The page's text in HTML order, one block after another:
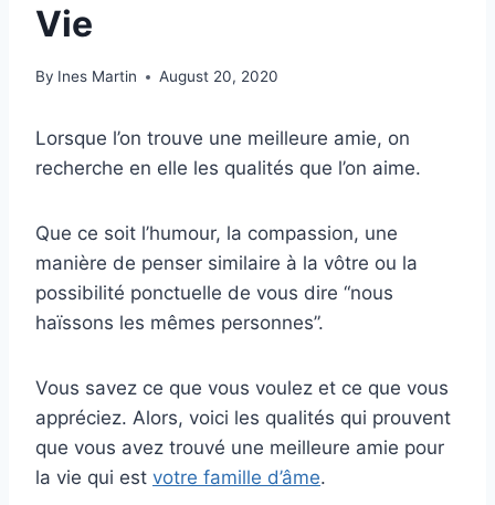
Vie
By Ines Martin August 20, 2020
Lorsque l’on trouve une meilleure amie, on
recherche en elle les qualités que l’on aime.
Que ce soit l’humour, la compassion, une
manière de penser similaire à la vôtre ou la
possibilité ponctuelle de vous dire “nous
haïssons les mêmes personnes”.
Vous savez ce que vous voulez et ce que vous
appréciez. Alors, voici les qualités qui prouvent
que vous avez trouvé une meilleure amie pour
la vie qui est votre famille d’âme.